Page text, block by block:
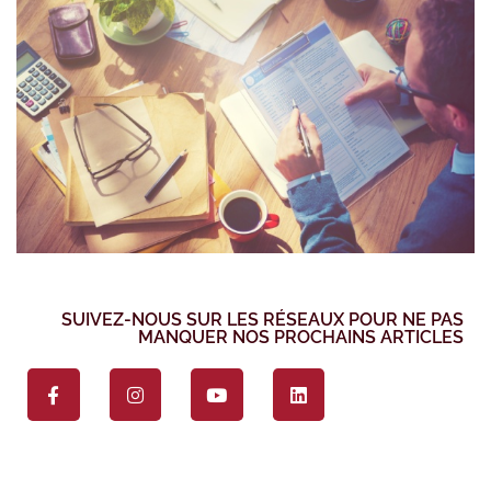
SUIVEZ-NOUS SUR LES RÉSEAUX POUR NE PAS
MANQUER NOS PROCHAINS ARTICLES